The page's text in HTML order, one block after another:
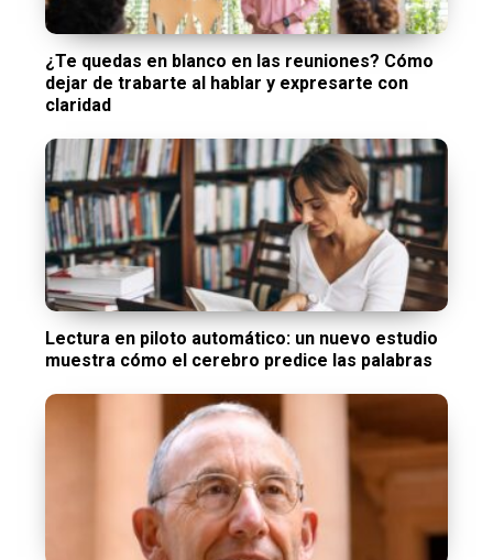
¿Te quedas en blanco en las reuniones? Cómo
dejar de trabarte al hablar y expresarte con
claridad
Lectura en piloto automático: un nuevo estudio
muestra cómo el cerebro predice las palabras